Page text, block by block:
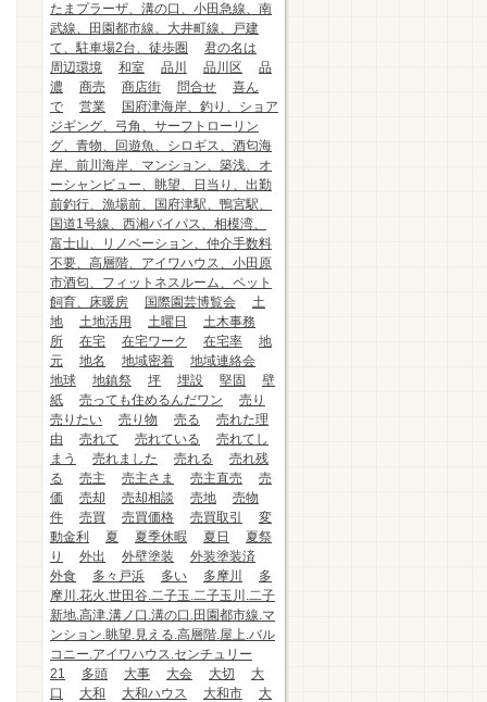
たまプラーザ、溝の口、小田急線、南
武線、田園都市線、大井町線、戸建
て、駐車場2台、徒歩圏
君の名は
周辺環境
和室 品川 品川区
品
濃
商売 商店街 問合せ
喜ん
で
営業
国府津海岸、釣り、ショア
ジギング、弓角、サーフトローリン
グ、青物、回遊魚、シロギス、酒匂海
岸、前川海岸、マンション、築浅、オ
ーシャンビュー、眺望、日当り、出勤
前釣行、漁場前、国府津駅、鴨宮駅、
国道1号線、西湘バイパス、相模湾、
富士山、リノベーション、仲介手数料
不要、高層階、アイワハウス、小田原
市酒匂、フィットネスルーム、ペット
飼育、床暖房
国際園芸博覧会
土
地
土地活用 土曜日
土木事務
所
在宅 在宅ワーク 在宅率
地
元
地名 地域密着
地域連絡会
地球
地鎮祭 坪 埋設 堅固
壁
紙
売っても住めるんだワン
売り
売りたい
売り物 売る
売れた理
由
売れて 売れている
売れてし
まう
売れました 売れる
売れ残
る
売主 売主さま 売主直売
売
価
売却 売却相談 売地
売物
件
売買 売買価格 売買取引
変
動金利
夏 夏季休暇 夏日
夏祭
り
外出 外壁塗装
外装塗装済
外食
多々戸浜 多い 多摩川
多
摩川.花火.世田谷.二子玉.二子玉川.二子
新地.高津.溝ノ口.溝の口.田園都市線.マ
ンション.眺望.見える.高層階.屋上.バル
コニー.アイワハウス.センチュリー
21
多頭 大事 大会 大切
大
口
大和 大和ハウス 大和市
大